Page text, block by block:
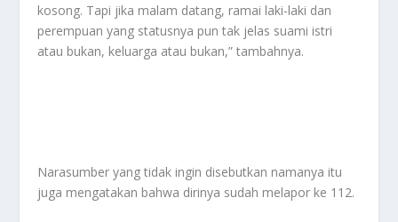
kosong. Tapi jika malam datang, ramai laki-laki dan
perempuan yang statusnya pun tak jelas suami istri
atau bukan, keluarga atau bukan,” tambahnya.
Narasumber yang tidak ingin disebutkan namanya itu
juga mengatakan bahwa dirinya sudah melapor ke 112.